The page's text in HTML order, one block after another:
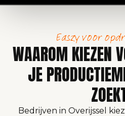
Easzy voor
WAAROM KIEZEN
JE
Bedrijven in Overijssel